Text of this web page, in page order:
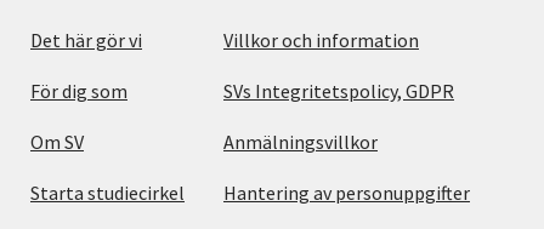
Det här gör vi
För dig som
Om SV
Starta studiecirkel
Villkor och information
SVs Integritetspolicy, GDPR
Anmälningsvillkor
Hantering av personuppgifter